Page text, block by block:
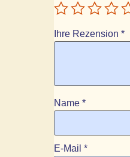
Ihre Rezension *
Name *
E-Mail *